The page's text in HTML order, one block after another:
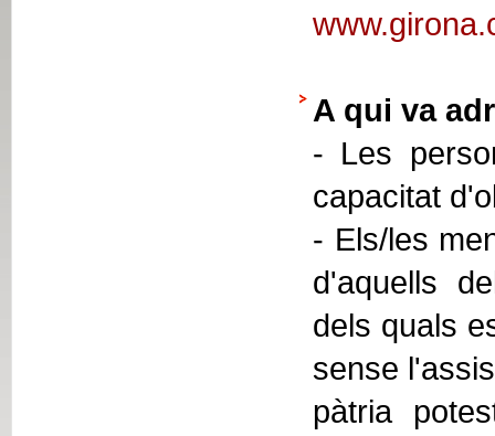
A qui va
- Les
capacitat
- Els/les
d'aquells
dels quals
sense
pàtria